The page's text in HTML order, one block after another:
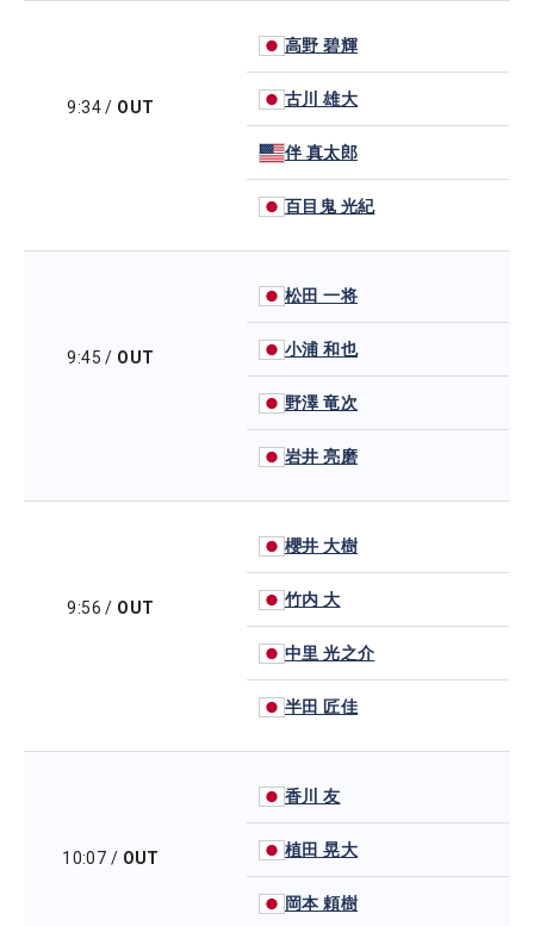
9:34/ OUT
高野 碧輝
古川 雄大
伴 真太郎
百目鬼 光紀
9:45 / OUT
松田 一将
小浦 和也
野澤 竜次
岩井 亮磨
9:56 / OUT
櫻井 大樹
竹内 大
中里 光之介
半田 匠佳
10:07 / OUT
香川 友
植田 晃大
岡本 頼樹